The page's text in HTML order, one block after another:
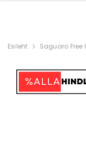
Esileht Saguaro